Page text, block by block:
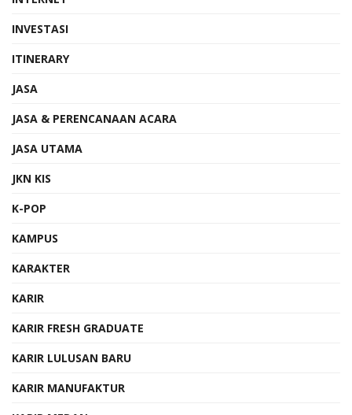
INVESTASI
ITINERARY
JASA
JASA & PERENCANAAN ACARA
JASA UTAMA
JKN KIS
K-POP
KAMPUS
KARAKTER
KARIR
KARIR FRESH GRADUATE
KARIR LULUSAN BARU
KARIR MANUFAKTUR